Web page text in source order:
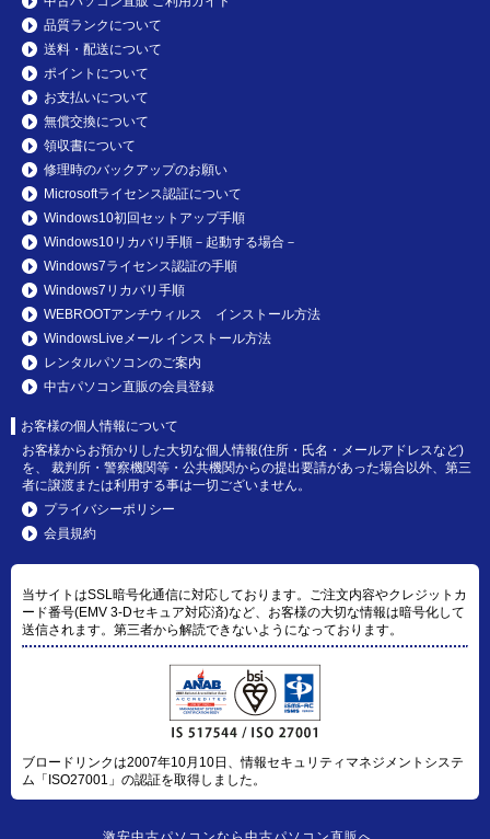
品質ランクについて
送料・配送について
ポイントについて
お支払いについて
無償交換について
領収書について
修理時のバックアップのお願い
Microsoftライセンス認証について
Windows10初回セットアップ手順
Windows10リカバリ手順－起動する場合－
Windows7ライセンス認証の手順
Windows7リカバリ手順
WEBROOTアンチウィルス インストール方法
WindowsLiveメール インストール方法
レンタルパソコンのご案内
中古パソコン直販の会員登録
お客様の個人情報について
お客様からお預かりした大切な個人情報(住所・氏名・メールアドレスなど)
を、 裁判所・警察機関等・公共機関からの提出要請があった場合以外、第三
者に譲渡または利用する事は一切ございません。
プライバシーポリシー
会員規約
当サイトはSSL暗号化通信に対応しております。ご注文内容やクレジットカ
ード番号(EMV 3-Dセキュア対応済)など、お客様の大切な情報は暗号化して
送信されます。第三者から解読できないようになっております。
ブロードリンクは2007年10月10日、情報セキュリティマネジメントシステ
ム「ISO27001」の認証を取得しました。